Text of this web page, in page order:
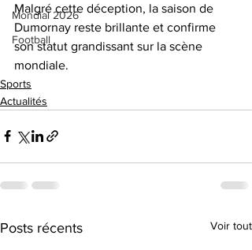
Mondial 2026
Football
Malgré cette déception, la saison de
Dumornay reste brillante et confirme
son statut grandissant sur la scène
mondiale.
Sports
Actualités
Posts récents Voir tout